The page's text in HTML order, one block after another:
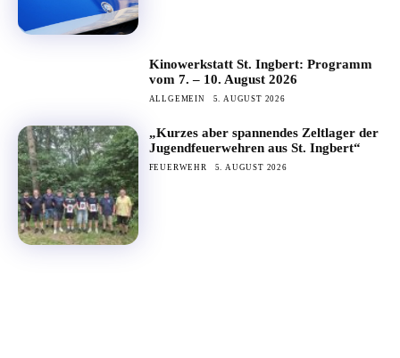
Kinowerkstatt St. Ingbert: Programm
vom 7. – 10. August 2026
ALLGEMEIN 5. AUGUST 2026
„Kurzes aber spannendes Zeltlager der
Jugendfeuerwehren aus St. Ingbert“
FEUERWEHR 5. AUGUST 2026